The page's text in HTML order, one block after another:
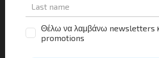
Ζαχαροπλαστικής 17 – 19
Μαργαρίτα Μανούσου 30/11/2019 0